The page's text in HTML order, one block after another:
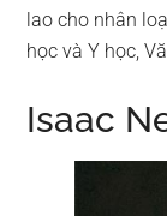
lao cho nhân
học và Y học,
Isaac